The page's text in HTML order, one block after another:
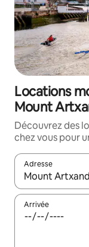
Locations
Mount
Découvrez des
chez vous pour
Adresse
Lorsque les
Arrivée